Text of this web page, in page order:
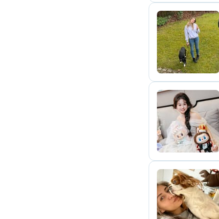
M
Z
C